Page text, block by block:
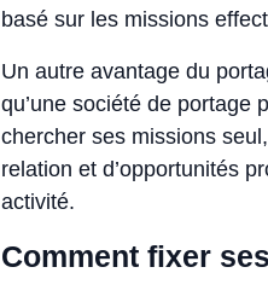
basé sur les missions
Un autre avantage du
qu’une société de portage
chercher ses missions
relation et d’opportunités
activité.
Comment fixer